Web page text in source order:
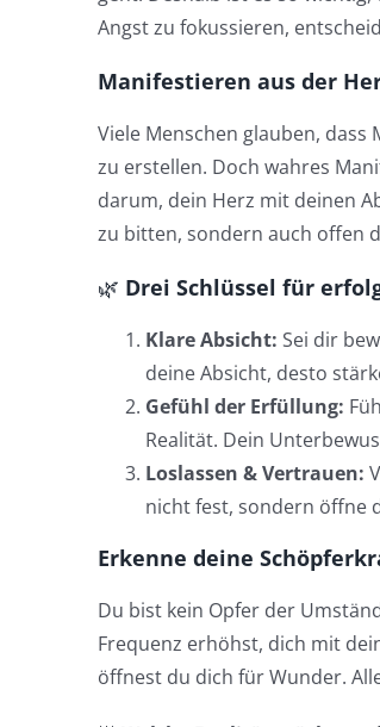
Angst zu fokussieren,
Manifestieren aus der
Viele Menschen glauben,
zu erstellen. Doch wahres
darum, dein Herz mit deinen
zu bitten, sondern auch offen
🌿 Drei Schlüssel für
Klare Absicht: Sei dir
deine Absicht, desto
Gefühl der Erfüllung:
Realität. Dein
Loslassen & Vertrauen:
nicht fest, sondern öffne
Erkenne deine
Du bist kein Opfer der
Frequenz erhöhst, dich mit
öffnest du dich für Wunder.